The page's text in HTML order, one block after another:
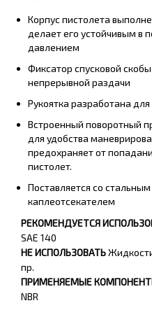
Корпус пистолета
делает его устойчивым в
давлением
Фиксатор спусковой
непрерывной раздачи
Рукоятка разработана
Встроенный поворотный
для удобства
предохраняет от
пистолет.
Поставляется со
каплеотсекателем
РЕКОМЕНДУЕТСЯ
SAE 140
НЕ ИСПОЛЬЗОВАТЬ
пр.
ПРИМЕНЯЕМЫЕ
NBR